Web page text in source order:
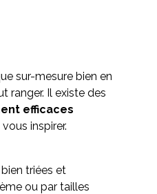
sur-mesure bien en
ranger. Il existe des
efficaces
inspirer.
triées et
ou par tailles